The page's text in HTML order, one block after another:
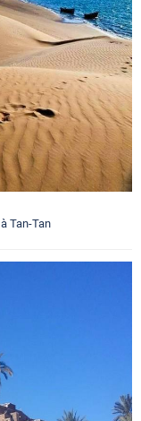
Tan-Tan